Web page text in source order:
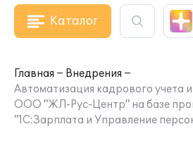
Каталог
Главная
Внедрения
Автоматизация кадрового учета
ООО "ЖЛ-Рус-Центр" на базе
"1С:Зарплата и Управление